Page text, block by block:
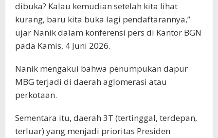
dibuka? Kalau kemudian setelah kita lihat
kurang, baru kita buka lagi pendaftarannya,”
ujar Nanik dalam konferensi pers di Kantor BGN
pada Kamis, 4 Juni 2026.
Nanik mengakui bahwa penumpukan dapur
MBG terjadi di daerah aglomerasi atau
perkotaan.
Sementara itu, daerah 3T (tertinggal, terdepan,
terluar) yang menjadi prioritas Presiden